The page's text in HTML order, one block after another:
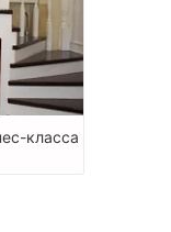
класса